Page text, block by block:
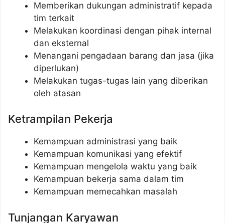
Memberikan dukungan administratif kepada
tim terkait
Melakukan koordinasi dengan pihak internal
dan eksternal
Menangani pengadaan barang dan jasa (jika
diperlukan)
Melakukan tugas-tugas lain yang diberikan
oleh atasan
Ketrampilan Pekerja
Kemampuan administrasi yang baik
Kemampuan komunikasi yang efektif
Kemampuan mengelola waktu yang baik
Kemampuan bekerja sama dalam tim
Kemampuan memecahkan masalah
Tunjangan Karyawan